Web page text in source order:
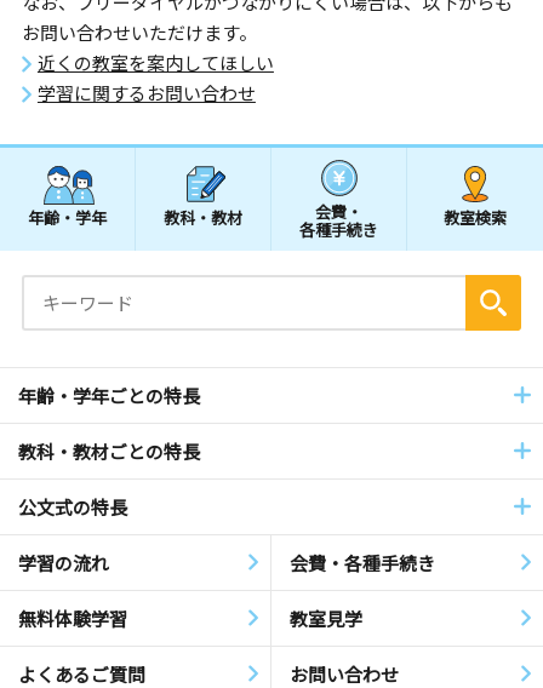
お問い合わせいただけます。
近くの教室を案内してほしい
学習に関するお問い合わせ
年齢・学年 教科・教材 会費・
各種手続き
教室検索
年齢・学年ごとの特長
教科・教材ごとの特長
公文式の特長
学習の流れ 会費・各種手続き
無料体験学習 教室見学
よくあるご質問 お問い合わせ